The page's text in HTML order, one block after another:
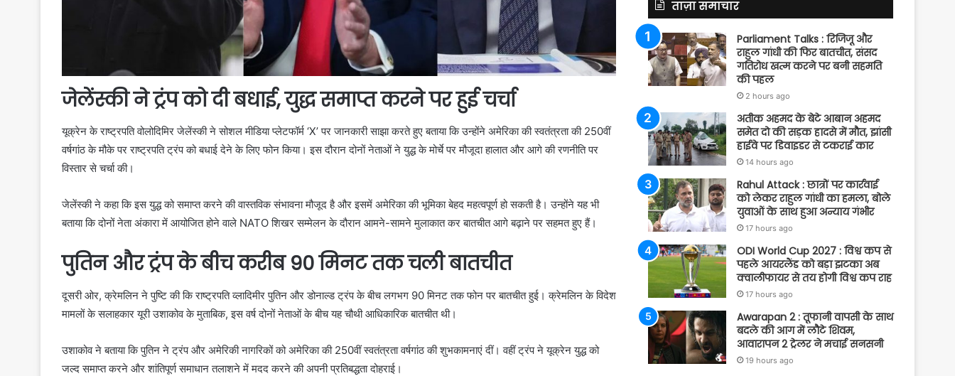
जेलेंस्की ने ट्रंप को दी बधाई, युद्ध समाप्त करने पर हुई चर्चा
यूक्रेन के राष्ट्रपति वोलोदिमिर जेलेंस्की ने सोशल मीडिया प्लेटफॉर्म ‘X’ पर जानकारी साझा करते हुए बताया कि उन्होंने अमेरिका की स्वतंत्रता की 250वीं
वर्षगांठ के मौके पर राष्ट्रपति ट्रंप को बधाई देने के लिए फोन किया। इस दौरान दोनों नेताओं ने युद्ध के मोर्चे पर मौजूदा हालात और आगे की रणनीति पर
विस्तार से चर्चा की।
जेलेंस्की ने कहा कि इस युद्ध को समाप्त करने की वास्तविक संभावना मौजूद है और इसमें अमेरिका की भूमिका बेहद महत्वपूर्ण हो सकती है। उन्होंने यह भी
बताया कि दोनों नेता अंकारा में आयोजित होने वाले NATO शिखर सम्मेलन के दौरान आमने-सामने मुलाकात कर बातचीत आगे बढ़ाने पर सहमत हुए हैं।
पुतिन और ट्रंप के बीच करीब 90 मिनट तक चली बातचीत
दूसरी ओर, क्रेमलिन ने पुष्टि की कि राष्ट्रपति व्लादिमीर पुतिन और डोनाल्ड ट्रंप के बीच लगभग 90 मिनट तक फोन पर बातचीत हुई। क्रेमलिन के विदेश
मामलों के सलाहकार यूरी उशाकोव के मुताबिक, इस वर्ष दोनों नेताओं के बीच यह चौथी आधिकारिक बातचीत थी।
उशाकोव ने बताया कि पुतिन ने ट्रंप और अमेरिकी नागरिकों को अमेरिका की 250वीं स्वतंत्रता वर्षगांठ की शुभकामनाएं दीं। वहीं ट्रंप ने यूक्रेन युद्ध को
जल्द समाप्त करने और शांतिपूर्ण समाधान तलाशने में मदद करने की अपनी प्रतिबद्धता दोहराई।
ताज़ा समाचार
Parliament Talks : रिजिजू और
राहुल गांधी की फिर बातचीत, संसद
गतिरोध खत्म करने पर बनी सहमति
की पहल
2 hours ago
अतीक अहमद के बेटे आबान अहमद
समेत दो की सड़क हादसे में मौत, झांसी
हाईवे पर डिवाइडर से टकराई कार
14 hours ago
Rahul Attack : छात्रों पर कार्रवाई
को लेकर राहुल गांधी का हमला, बोले
युवाओं के साथ हुआ अन्याय गंभीर
17 hours ago
ODI World Cup 2027 : विश्व कप से
पहले आयरलैंड को बड़ा झटका अब
क्वालीफायर से तय होगी विश्व कप राह
17 hours ago
Awarapan 2 : तूफानी वापसी के साथ
बदले की आग में लौटे शिवम,
आवारापन 2 ट्रेलर ने मचाई सनसनी
19 hours ago